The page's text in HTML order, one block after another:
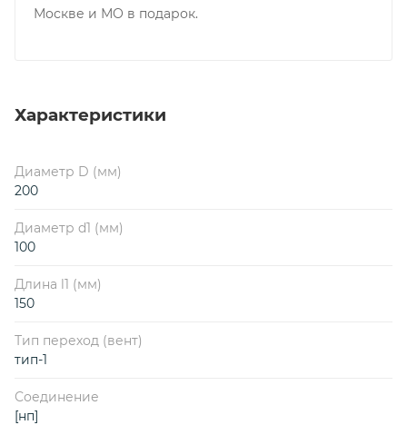
Москве и МО в подарок.
Характеристики
Диаметр D (мм)
200
Диаметр d1 (мм)
100
Длина l1 (мм)
150
Тип переход (вент)
тип-1
Соединение
[нп]